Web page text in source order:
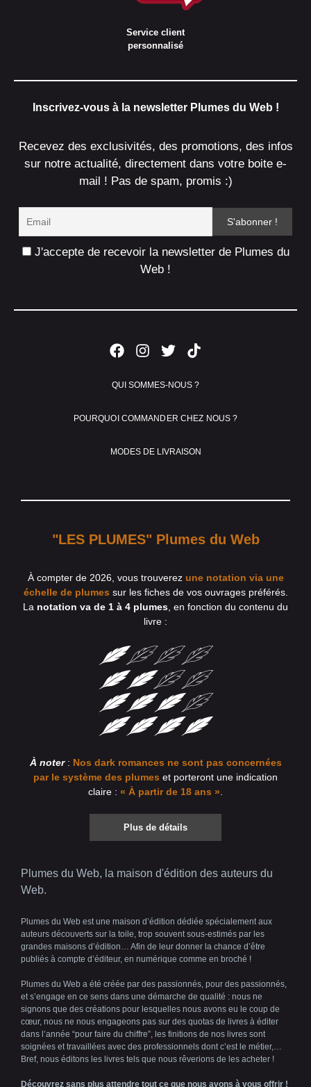
Service client
personnalisé
Inscrivez-vous à la newsletter Plumes du Web !
Recevez des exclusivités, des promotions, des infos
sur notre actualité, directement dans votre boite e-
mail ! Pas de spam, promis :)
J'accepte de recevoir la newsletter de Plumes du
Web !
QUI SOMMES-NOUS ?
POURQUOI COMMANDER CHEZ NOUS ?
MODES DE LIVRAISON
"LES PLUMES" Plumes du Web
À compter de 2026, vous trouverez une notation via une
échelle de plumes sur les fiches de vos ouvrages préférés.
La notation va de 1 à 4 plumes , en fonction du contenu du
livre :
À noter: Nos dark romances ne sont pas concernées
par le système des plumes et porteront une indication
claire : « À partir de 18 ans »
Plus de détails
Plumes du Web, la maison d'édition des auteurs du
Web.
Plumes du Web est une maison d’édition dédiée spécialement aux
auteurs découverts sur la toile, trop souvent sous-estimés par les
grandes maisons d’édition… Afin de leur donner la chance d’être
publiés à compte d’éditeur, en numérique comme en broché !
Plumes du Web a été créée par des passionnés, pour des passionnés,
et s’engage en ce sens dans une démarche de qualité : nous ne
signons que des créations pour lesquelles nous avons eu le coup de
cœur, nous ne nous engageons pas sur des quotas de livres à éditer
dans l’année “pour faire du chiffre”, les finitions de nos livres sont
soignées et travaillées avec des professionnels dont c’est le métier,…
Bref, nous éditons les livres tels que nous rêverions de les acheter !
Découvrez sans plus attendre tout ce que nous avons à vous offrir !